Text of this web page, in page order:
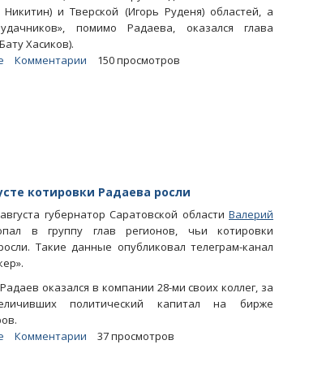
Никитин) и Тверской (Игорь Руденя) областей, а
помимо Радаева, оказался глава
Хасиков).
политбирже
Комментарии 150 просмотров
котировки Радаева росли
губернатор Саратовской области Валерий
в группу глав регионов, чьи котировки
Такие данные опубликовал телеграм-канал
оказался в компании 28-ми своих коллег, за
политический капитал на бирже
Комментарии 37 просмотров